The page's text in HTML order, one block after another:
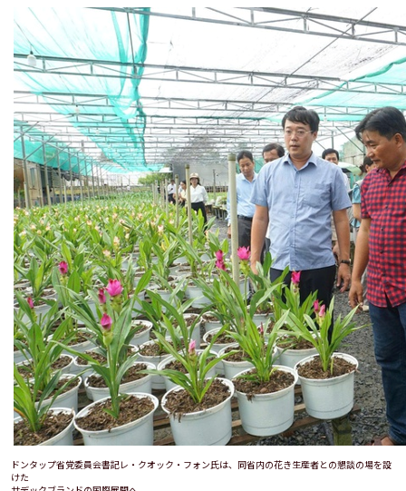
ドンタップ省党委員会書記レ・クオック・フォン氏は、同省内の花き生産者との懇談の場を設
けた